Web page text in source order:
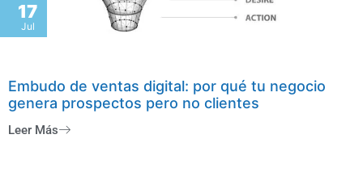
17
Jul
Embudo de ventas digital: por qué tu negocio
genera prospectos pero no clientes
Leer Más